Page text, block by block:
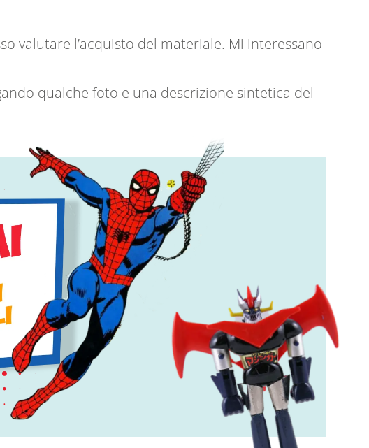
valutare l’acquisto del materiale. Mi interessano
qualche foto e una descrizione sintetica del